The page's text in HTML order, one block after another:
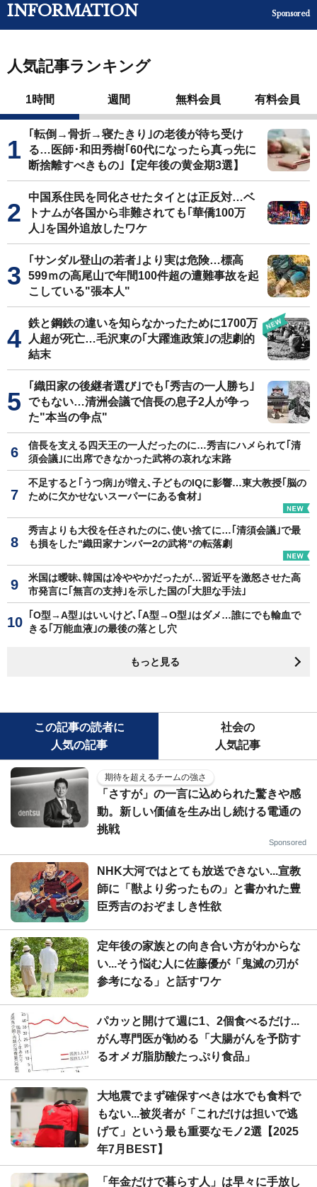
INFORMATION Sponsored
人気記事ランキング
1時間 週間 無料会員 有料会員
｢転倒→骨折→寝たきり｣の老後が待ち受け
る…医師･和田秀樹｢60代になったら真っ先に
断捨離すべきもの｣【定年後の黄金期3選】
中国系住民を同化させたタイとは正反対…ベ
トナムが各国から非難されても｢華僑100万
人｣を国外追放したワケ
｢サンダル登山の若者｣より実は危険…標高
599ｍの高尾山で年間100件超の遭難事故を起
こしている"張本人"
鉄と鋼鉄の違いを知らなかったために1700万
人超が死亡…毛沢東の｢大躍進政策｣の悲劇的
結末
｢織田家の後継者選び｣でも｢秀吉の一人勝ち｣
でもない…清洲会議で信長の息子2人が争っ
た"本当の争点"
信長を支える四天王の一人だったのに…秀吉にハメられて｢清
須会議｣に出席できなかった武将の哀れな末路
不足すると｢うつ病｣が増え､子どものIQに影響…東大教授｢脳の
ために欠かせないスーパーにある食材｣
秀吉よりも大役を任されたのに､使い捨てに…｢清須会議｣で最
も損をした"織田家ナンバー2の武将"の転落劇
米国は曖昧､韓国は冷ややかだったが…習近平を激怒させた高
市発言に｢無言の支持｣を示した国の｢大胆な手法｣
｢O型→A型｣はいいけど､｢A型→O型｣はダメ…誰にでも輸血で
きる｢万能血液｣の最後の落とし穴
もっと見る
この記事の読者に
人気の記事
社会の
人気記事
期待を超えるチームの強さ
「さすが」の一言に込められた驚きや感
動。新しい価値を生み出し続ける電通の
挑戦
Sponsored
NHK大河ではとても放送できない...宣教
師に「獣より劣ったもの」と書かれた豊
臣秀吉のおぞましき性欲
定年後の家族との向き合い方がわからな
い...そう悩む人に佐藤優が「鬼滅の刃が
参考になる」と話すワケ
パカッと開けて週に1、2個食べるだけ...
がん専門医が勧める「大腸がんを予防す
るオメガ脂肪酸たっぷり食品」
大地震でまず確保すべきは水でも食料で
もない...被災者が「これだけは担いで逃
げて」という最も重要なモノ2選【2025
年7月BEST】
「年金だけで暮らす人」は早々に手放し